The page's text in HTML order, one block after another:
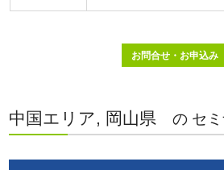
お問合せ・お申込み
中国エリア, 岡山県 の セ